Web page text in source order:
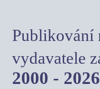
Publikování
vydavatele
2000 -